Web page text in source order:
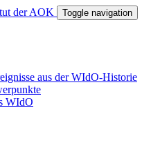
Toggle navigation
aus der WIdO-Historie
WIdO